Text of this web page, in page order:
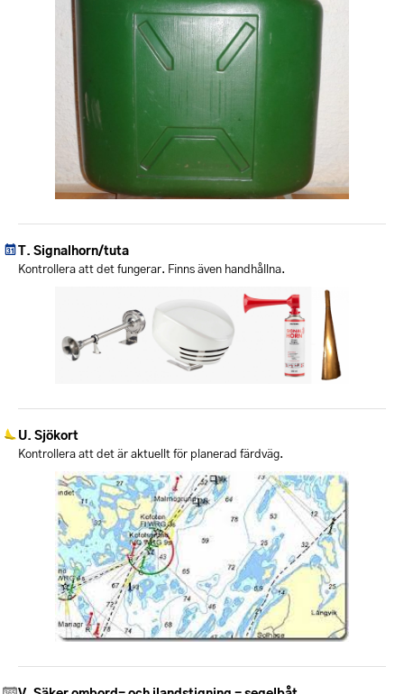
Signalhorn/tuta
Kontrollera att det fungerar. Finns även handhållna.
Sjökort
Kontrollera att det är aktuellt för planerad färdväg.